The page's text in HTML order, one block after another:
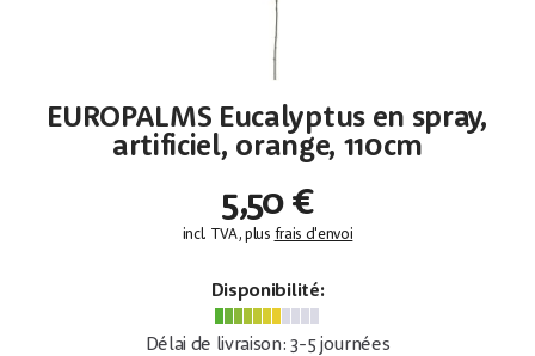
EUROPALMS Eucalyptus en spray,
artificiel, orange, 110cm
5,50 €
incl. TVA, plus frais d'envoi
Disponibilité:
Délai de livraison: 3-5 journées